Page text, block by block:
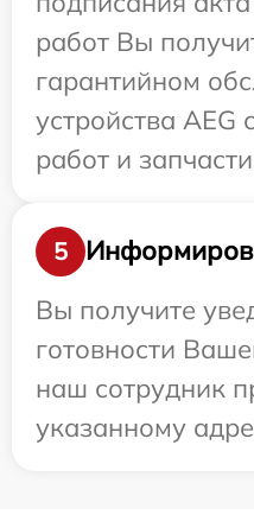
работ Вы
гарантийном
устройства
работ и
5
Вы получите
готовности
наш сотрудник
указанному